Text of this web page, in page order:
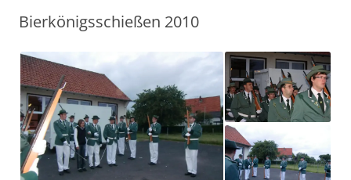
Bierkönigsschießen 2010